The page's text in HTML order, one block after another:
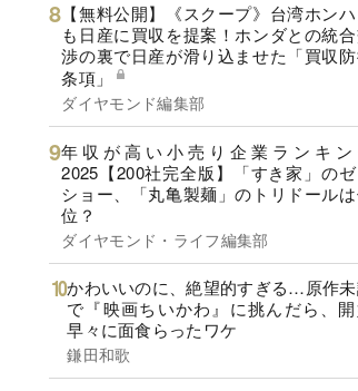
【無料公開】《スクープ》台湾ホン
も日産に買収を提案！ホンダとの統
渉の裏で日産が滑り込ませた「買収
条項」
ダイヤモンド編集部
年収が高い小売り企業ランキン
2025【200社完全版】「すき家」の
ショー、「丸亀製麺」のトリドール
位？
ダイヤモンド・ライフ編集部
かわいいのに、絶望的すぎる…原作
で『映画ちいかわ』に挑んだら、
早々に面食らったワケ
鎌田和歌